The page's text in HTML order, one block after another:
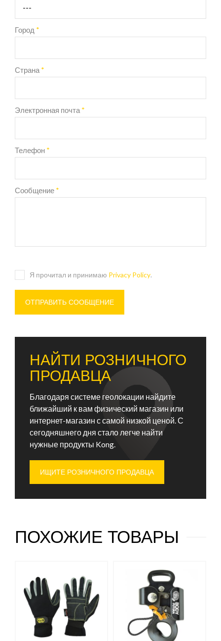
Город *
Страна *
Электронная почта *
Телефон *
Сообщение *
Я прочитал и принимаю Privacy Policy.
НАЙТИ РОЗНИЧНОГО
ПРОДАВЦА
Благодаря системе геолокации найдите
ближайший к вам физический магазин или
интернет-магазин с самой низкой ценой. С
сегодняшнего дня стало легче найти
нужные продукты Kong.
ИЩИТЕ РОЗНИЧНОГО ПРОДАВЦА
ПОХОЖИЕ ТОВАРЫ